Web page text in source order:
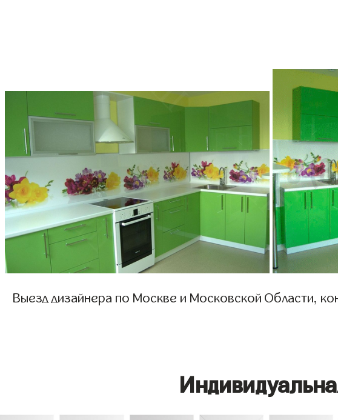
Выезд дизайнера по Москве и Московской Области,